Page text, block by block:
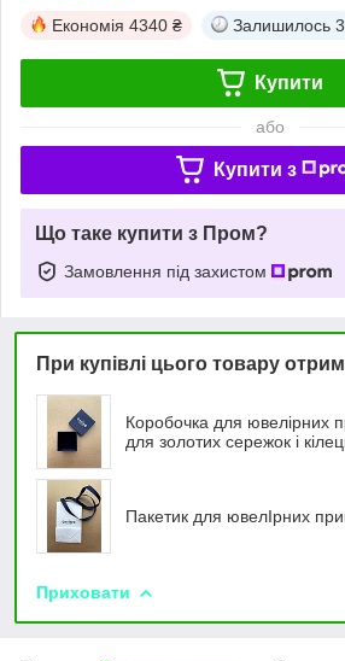
Економія 4340 ₴ Залишилось
Купити
або
Купити з
Що таке купити з Пром?
Замовлення під захистом
При купівлі цього товару
Коробочка для ювелірних
для золотих сережок і
Пакетик для ювелIрних
Приховати